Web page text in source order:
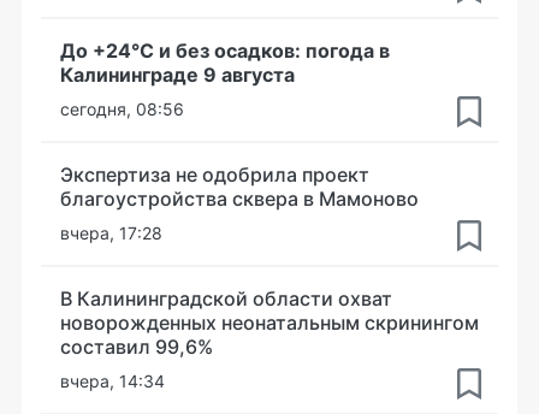
До +24°С и без осадков: погода в
Калининграде 9 августа
сегодня, 08:56
Экспертиза не одобрила проект
благоустройства сквера в Мамоново
вчера, 17:28
В Калининградской области охват
новорожденных неонатальным скринингом
составил 99,6%
вчера, 14:34